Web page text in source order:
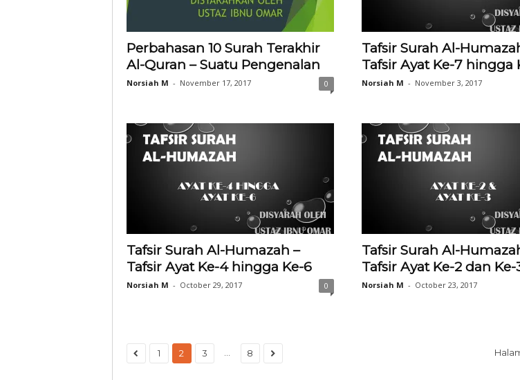
Perbahasan 10 Surah Terakhir
Al-Quran – Suatu Pengenalan
Norsiah M - November 17, 2017 0
Tafsir Surah Al-
Tafsir Ayat Ke-7 hingga
Norsiah M - November 3, 2017
Tafsir Surah Al-Humazah –
Tafsir Ayat Ke-4 hingga Ke-6
Norsiah M - October 29, 2017 0
Tafsir Surah Al-
Tafsir Ayat Ke-2 dan Ke-
Norsiah M - October 23, 2017
1 2 3 8